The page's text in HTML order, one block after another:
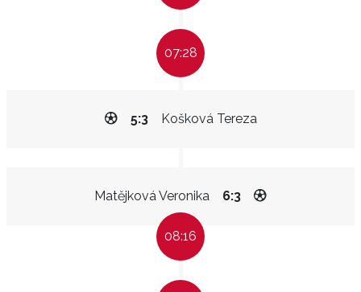
07:28
Košková Tereza
5:3
Matějková Veronika 6:3
08:16